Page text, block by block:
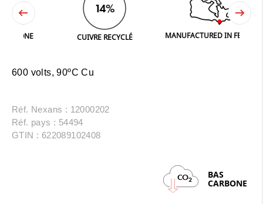
14%
CUIVRE RECYCLÉ MANUFACTURED IN FERGUS
600 volts, 90ºC Cu
Réf. Nexans : 12000202
Réf. pays : 54494
GTIN : 622089102408
CO2 BAS
CARBONE